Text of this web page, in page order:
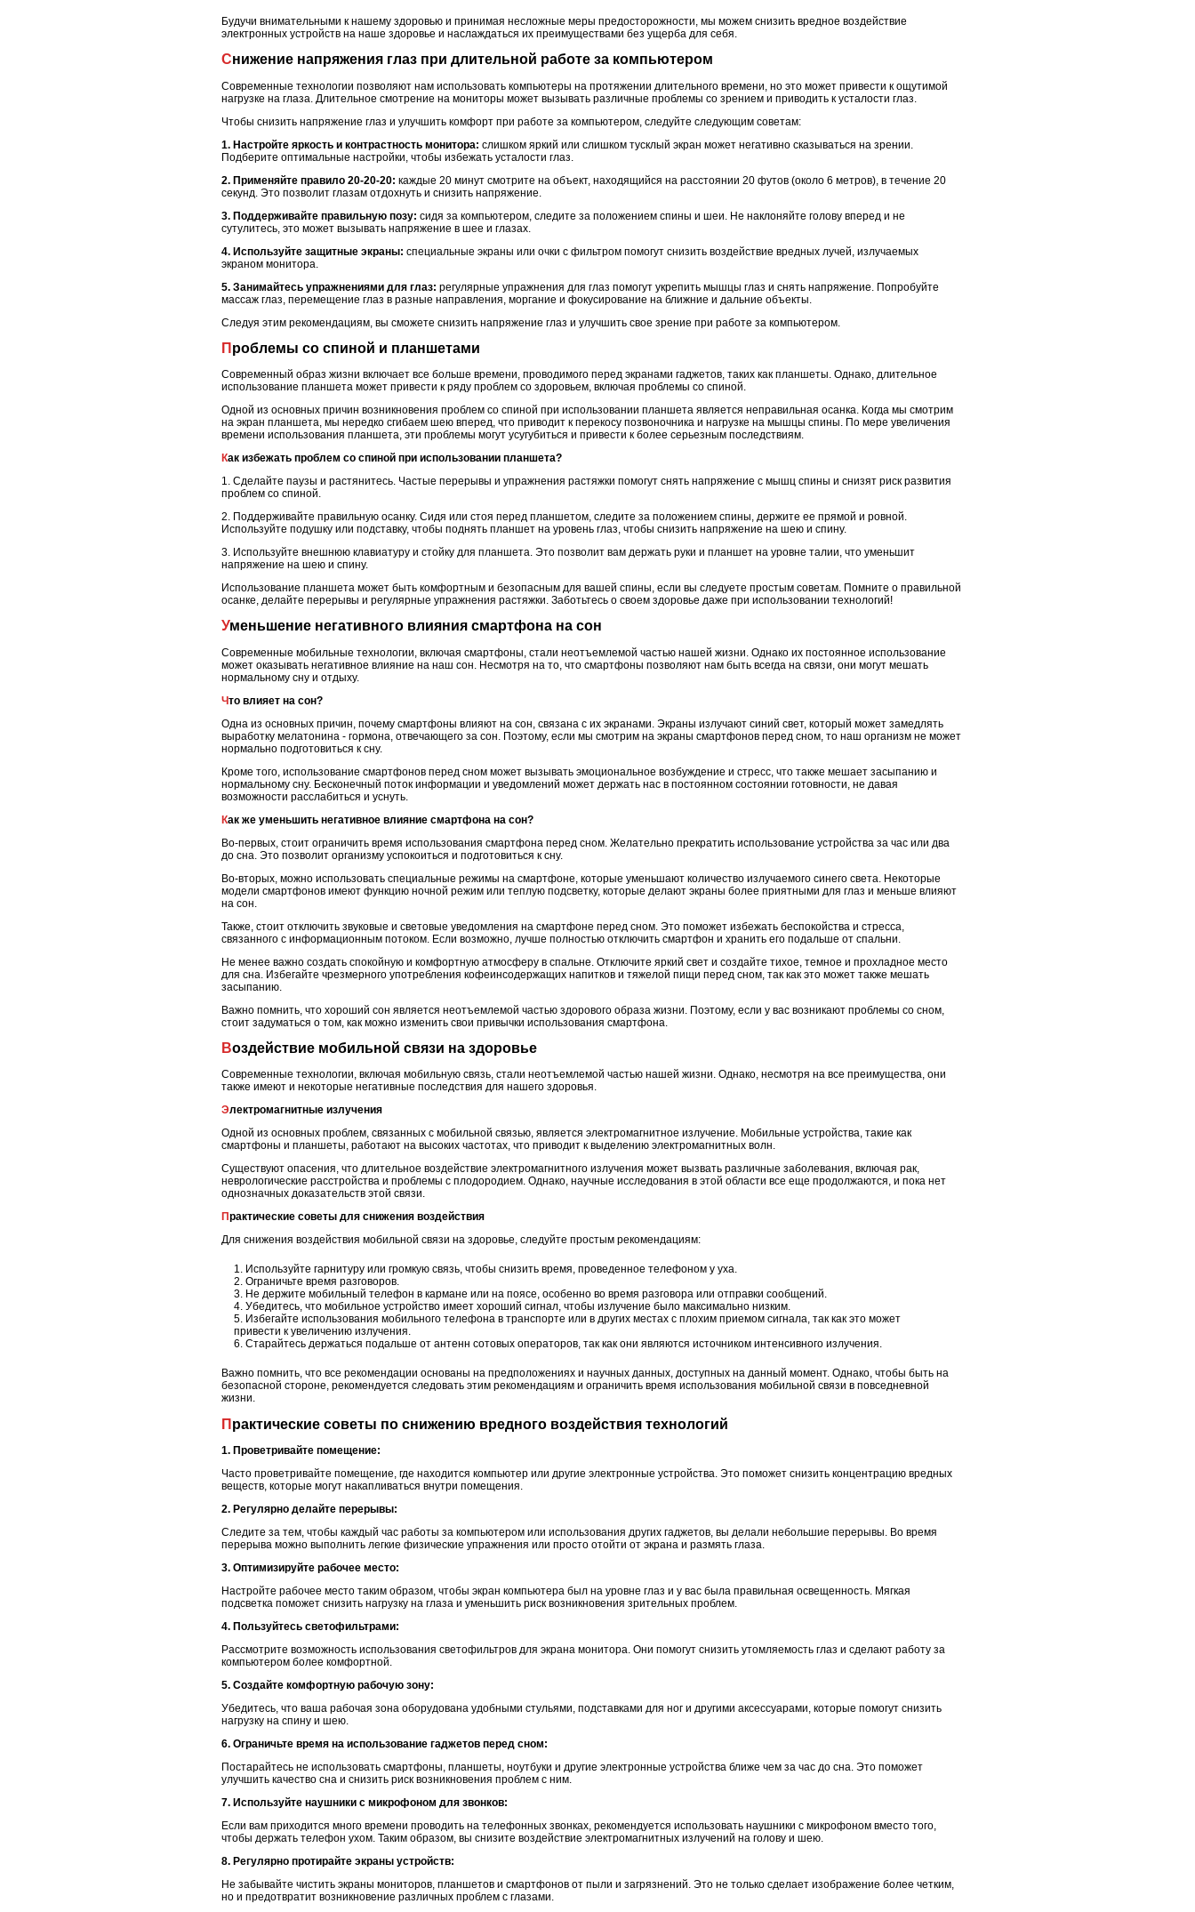
Будучи внимательными к нашему здоровью и принимая несложные меры предосторожности, мы можем снизить вредное воздействие
электронных устройств на наше здоровье и наслаждаться их преимуществами без ущерба для себя.
Снижение напряжения глаз при длительной работе за компьютером
Современные технологии позволяют нам использовать компьютеры на протяжении длительного времени, но это может привести к ощутимой
нагрузке на глаза. Длительное смотрение на мониторы может вызывать различные проблемы со зрением и приводить к усталости глаз.
Чтобы снизить напряжение глаз и улучшить комфорт при работе за компьютером, следуйте следующим советам:
1. Настройте яркость и контрастность монитора: слишком яркий или слишком тусклый экран может негативно сказываться на зрении.
Подберите оптимальные настройки, чтобы избежать усталости глаз.
2. Применяйте правило 20-20-20: каждые 20 минут смотрите на объект, находящийся на расстоянии 20 футов (около 6 метров), в течение 20
секунд. Это позволит глазам отдохнуть и снизить напряжение.
3. Поддерживайте правильную позу: сидя за компьютером, следите за положением спины и шеи. Не наклоняйте голову вперед и не
сутулитесь, это может вызывать напряжение в шее и глазах.
4. Используйте защитные экраны: специальные экраны или очки с фильтром помогут снизить воздействие вредных лучей, излучаемых
экраном монитора.
5. Занимайтесь упражнениями для глаз: регулярные упражнения для глаз помогут укрепить мышцы глаз и снять напряжение. Попробуйте
массаж глаз, перемещение глаз в разные направления, моргание и фокусирование на ближние и дальние объекты.
Следуя этим рекомендациям, вы сможете снизить напряжение глаз и улучшить свое зрение при работе за компьютером.
Проблемы со спиной и планшетами
Современный образ жизни включает все больше времени, проводимого перед экранами гаджетов, таких как планшеты. Однако, длительное
использование планшета может привести к ряду проблем со здоровьем, включая проблемы со спиной.
Одной из основных причин возникновения проблем со спиной при использовании планшета является неправильная осанка. Когда мы смотрим
на экран планшета, мы нередко сгибаем шею вперед, что приводит к перекосу позвоночника и нагрузке на мышцы спины. По мере увеличения
времени использования планшета, эти проблемы могут усугубиться и привести к более серьезным последствиям.
Как избежать проблем со спиной при использовании планшета?
1. Сделайте паузы и растянитесь. Частые перерывы и упражнения растяжки помогут снять напряжение с мышц спины и снизят риск развития
проблем со спиной.
2. Поддерживайте правильную осанку. Сидя или стоя перед планшетом, следите за положением спины, держите ее прямой и ровной.
Используйте подушку или подставку, чтобы поднять планшет на уровень глаз, чтобы снизить напряжение на шею и спину.
3. Используйте внешнюю клавиатуру и стойку для планшета. Это позволит вам держать руки и планшет на уровне талии, что уменьшит
напряжение на шею и спину.
Использование планшета может быть комфортным и безопасным для вашей спины, если вы следуете простым советам. Помните о правильной
осанке, делайте перерывы и регулярные упражнения растяжки. Заботьтесь о своем здоровье даже при использовании технологий!
Уменьшение негативного влияния смартфона на сон
Современные мобильные технологии, включая смартфоны, стали неотъемлемой частью нашей жизни. Однако их постоянное использование
может оказывать негативное влияние на наш сон. Несмотря на то, что смартфоны позволяют нам быть всегда на связи, они могут мешать
нормальному сну и отдыху.
Что влияет на сон?
Одна из основных причин, почему смартфоны влияют на сон, связана с их экранами. Экраны излучают синий свет, который может замедлять
выработку мелатонина - гормона, отвечающего за сон. Поэтому, если мы смотрим на экраны смартфонов перед сном, то наш организм не может
нормально подготовиться к сну.
Кроме того, использование смартфонов перед сном может вызывать эмоциональное возбуждение и стресс, что также мешает засыпанию и
нормальному сну. Бесконечный поток информации и уведомлений может держать нас в постоянном состоянии готовности, не давая
возможности расслабиться и уснуть.
Как же уменьшить негативное влияние смартфона на сон?
Во-первых, стоит ограничить время использования смартфона перед сном. Желательно прекратить использование устройства за час или два
до сна. Это позволит организму успокоиться и подготовиться к сну.
Во-вторых, можно использовать специальные режимы на смартфоне, которые уменьшают количество излучаемого синего света. Некоторые
модели смартфонов имеют функцию ночной режим или теплую подсветку, которые делают экраны более приятными для глаз и меньше влияют
на сон.
Также, стоит отключить звуковые и световые уведомления на смартфоне перед сном. Это поможет избежать беспокойства и стресса,
связанного с информационным потоком. Если возможно, лучше полностью отключить смартфон и хранить его подальше от спальни.
Не менее важно создать спокойную и комфортную атмосферу в спальне. Отключите яркий свет и создайте тихое, темное и прохладное место
для сна. Избегайте чрезмерного употребления кофеинсодержащих напитков и тяжелой пищи перед сном, так как это может также мешать
засыпанию.
Важно помнить, что хороший сон является неотъемлемой частью здорового образа жизни. Поэтому, если у вас возникают проблемы со сном,
стоит задуматься о том, как можно изменить свои привычки использования смартфона.
Воздействие мобильной связи на здоровье
Современные технологии, включая мобильную связь, стали неотъемлемой частью нашей жизни. Однако, несмотря на все преимущества, они
также имеют и некоторые негативные последствия для нашего здоровья.
Электромагнитные излучения
Одной из основных проблем, связанных с мобильной связью, является электромагнитное излучение. Мобильные устройства, такие как
смартфоны и планшеты, работают на высоких частотах, что приводит к выделению электромагнитных волн.
Существуют опасения, что длительное воздействие электромагнитного излучения может вызвать различные заболевания, включая рак,
неврологические расстройства и проблемы с плодородием. Однако, научные исследования в этой области все еще продолжаются, и пока нет
однозначных доказательств этой связи.
Практические советы для снижения воздействия
Для снижения воздействия мобильной связи на здоровье, следуйте простым рекомендациям:
Используйте гарнитуру или громкую связь, чтобы снизить время, проведенное телефоном у уха.
Ограничьте время разговоров.
Не держите мобильный телефон в кармане или на поясе, особенно во время разговора или отправки сообщений.
Убедитесь, что мобильное устройство имеет хороший сигнал, чтобы излучение было максимально низким.
Избегайте использования мобильного телефона в транспорте или в других местах с плохим приемом сигнала, так как это может
привести к увеличению излучения.
Старайтесь держаться подальше от антенн сотовых операторов, так как они являются источником интенсивного излучения.
Важно помнить, что все рекомендации основаны на предположениях и научных данных, доступных на данный момент. Однако, чтобы быть на
безопасной стороне, рекомендуется следовать этим рекомендациям и ограничить время использования мобильной связи в повседневной
жизни.
Практические советы по снижению вредного воздействия технологий
1. Проветривайте помещение:
Часто проветривайте помещение, где находится компьютер или другие электронные устройства. Это поможет снизить концентрацию вредных
веществ, которые могут накапливаться внутри помещения.
2. Регулярно делайте перерывы:
Следите за тем, чтобы каждый час работы за компьютером или использования других гаджетов, вы делали небольшие перерывы. Во время
перерыва можно выполнить легкие физические упражнения или просто отойти от экрана и размять глаза.
3. Оптимизируйте рабочее место:
Настройте рабочее место таким образом, чтобы экран компьютера был на уровне глаз и у вас была правильная освещенность. Мягкая
подсветка поможет снизить нагрузку на глаза и уменьшить риск возникновения зрительных проблем.
4. Пользуйтесь светофильтрами:
Рассмотрите возможность использования светофильтров для экрана монитора. Они помогут снизить утомляемость глаз и сделают работу за
компьютером более комфортной.
5. Создайте комфортную рабочую зону:
Убедитесь, что ваша рабочая зона оборудована удобными стульями, подставками для ног и другими аксессуарами, которые помогут снизить
нагрузку на спину и шею.
6. Ограничьте время на использование гаджетов перед сном:
Постарайтесь не использовать смартфоны, планшеты, ноутбуки и другие электронные устройства ближе чем за час до сна. Это поможет
улучшить качество сна и снизить риск возникновения проблем с ним.
7. Используйте наушники с микрофоном для звонков:
Если вам приходится много времени проводить на телефонных звонках, рекомендуется использовать наушники с микрофоном вместо того,
чтобы держать телефон ухом. Таким образом, вы снизите воздействие электромагнитных излучений на голову и шею.
8. Регулярно протирайте экраны устройств:
Не забывайте чистить экраны мониторов, планшетов и смартфонов от пыли и загрязнений. Это не только сделает изображение более четким,
но и предотвратит возникновение различных проблем с глазами.